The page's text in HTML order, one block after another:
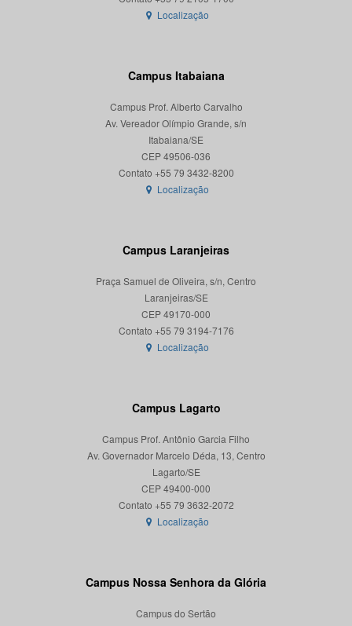
Localização
Campus Itabaiana
Campus Prof. Alberto Carvalho
Av. Vereador Olímpio Grande, s/n
Itabaiana/SE
CEP 49506-036
Localização
Campus Laranjeiras
Praça Samuel de Oliveira, s/n, Centro
Laranjeiras/SE
CEP 49170-000
Localização
Campus Lagarto
Campus Prof. Antônio Garcia Filho
Av. Governador Marcelo Déda, 13, Centro
Lagarto/SE
CEP 49400-000
Localização
Campus Nossa Senhora da Glória
Campus do Sertão